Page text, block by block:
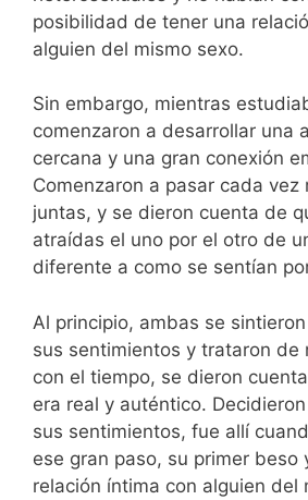
posibilidad de tener una
alguien del mismo sexo.
Sin embargo, mientras
comenzaron a desarrollar una
cercana y una gran conexión
Comenzaron a pasar cada vez
juntas, y se dieron cuenta de
atraídas el uno por el otro de
diferente a como se sentían
Al principio, ambas se
sus sentimientos y trataron de
con el tiempo, se dieron
era real y auténtico.
sus sentimientos, fue allí
ese gran paso, su primer beso
relación íntima con alguien del